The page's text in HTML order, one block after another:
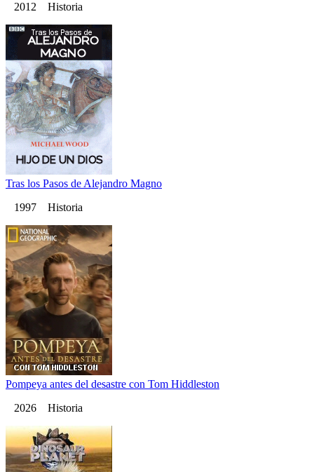
2012 Historia
Tras los Pasos de Alejandro Magno
1997 Historia
Pompeya antes del desastre con Tom Hiddleston
2026 Historia